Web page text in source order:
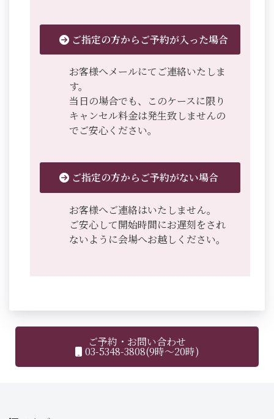
ご指定の方からご予約が入った場合
お客様へメールにてご連絡いたしま
す。
当日の場合でも、このケースに限り
キャンセル料金は発生致しませんの
でご安心ください。
ご指定の方からご予約がない場合
お客様へご連絡はいたしません。
ご安心して開始時間にお遅刻をされ
ないように会場へお越しください。
ご予約・お問い合わせ
03-5348-3808(9時～20時)